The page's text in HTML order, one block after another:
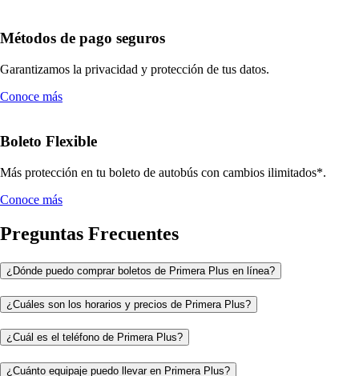
Métodos de pago seguros
Garantizamos la privacidad y protección de tus datos.
Conoce más
Boleto Flexible
Más protección en tu boleto de autobús con cambios ilimitados*.
Conoce más
Preguntas Frecuentes
¿Dónde puedo comprar boletos de Primera Plus en línea?
¿Cuáles son los horarios y precios de Primera Plus?
¿Cuál es el teléfono de Primera Plus?
¿Cuánto equipaje puedo llevar en Primera Plus?